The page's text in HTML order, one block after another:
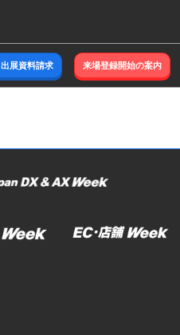
出展資料請求 来場登録開始の案内